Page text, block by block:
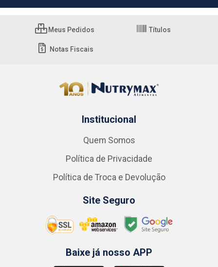
Meus Pedidos Títulos
Notas Fiscais
Institucional
Quem Somos
Política de Privacidade
Política de Troca e Devolução
Site Seguro
Baixe já nosso APP